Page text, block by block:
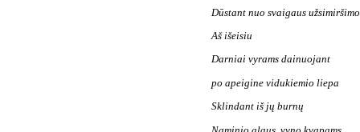
Dūstant nuo svaigaus užsimiršimo
Aš išeisiu
Darniai vyrams dainuojant
po apeigine vidukiemio liepa
Sklindant iš jų burnų